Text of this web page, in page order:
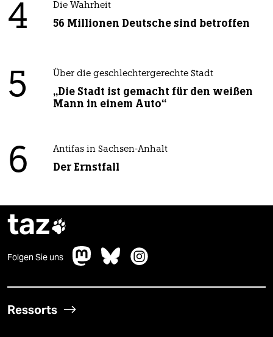
4 Die Wahrheit
56 Millionen Deutsche sind betroffen
5 Über die geschlechtergerechte Stadt
„Die Stadt ist gemacht für den weißen
Mann in einem Auto“
6 Antifas in Sachsen-Anhalt
Der Ernstfall
taz
Folgen Sie uns
Ressorts